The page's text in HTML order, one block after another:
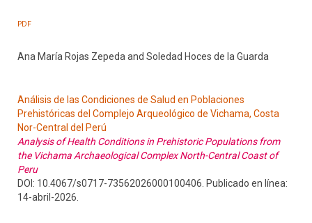
PDF
Ana María Rojas Zepeda and Soledad Hoces de la Guarda
Análisis de las Condiciones de Salud en Poblaciones
Prehistóricas del Complejo Arqueológico de Vichama, Costa
Nor-Central del Perú
Analysis of Health Conditions in Prehistoric Populations from
the Vichama Archaeological Complex North-Central Coast of
Peru
DOI: 10.4067/s0717-73562026000100406. Publicado en línea:
14-abril-2026.